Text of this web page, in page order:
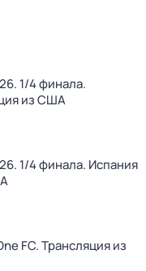
1/4 финала.
из США
1/4 финала. Испания
FC. Трансляция из